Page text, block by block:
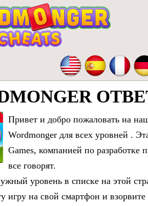
Привет и добро пожаловать на
Wordmonger для всех уровней .
Games, компанией по разработке
все говорят.
уровень в списке на этой
игру на свой смартфон и